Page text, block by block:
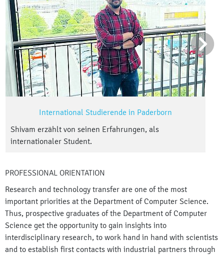
International Studierende in Paderborn
Shivam erzählt von seinen Erfahrungen, als
internationaler Student.
PROFESSIONAL ORIENTATION
Research and technology transfer are one of the most
important priorities at the Department of Computer Science.
Thus, prospective graduates of the Department of Computer
Science get the opportunity to gain insights into
interdisciplinary research, to work hand in hand with scientists
and to establish first contacts with industrial partners through